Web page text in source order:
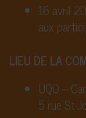
16 avril
aux
LIEU DE LA
UQO –
5 rue St-